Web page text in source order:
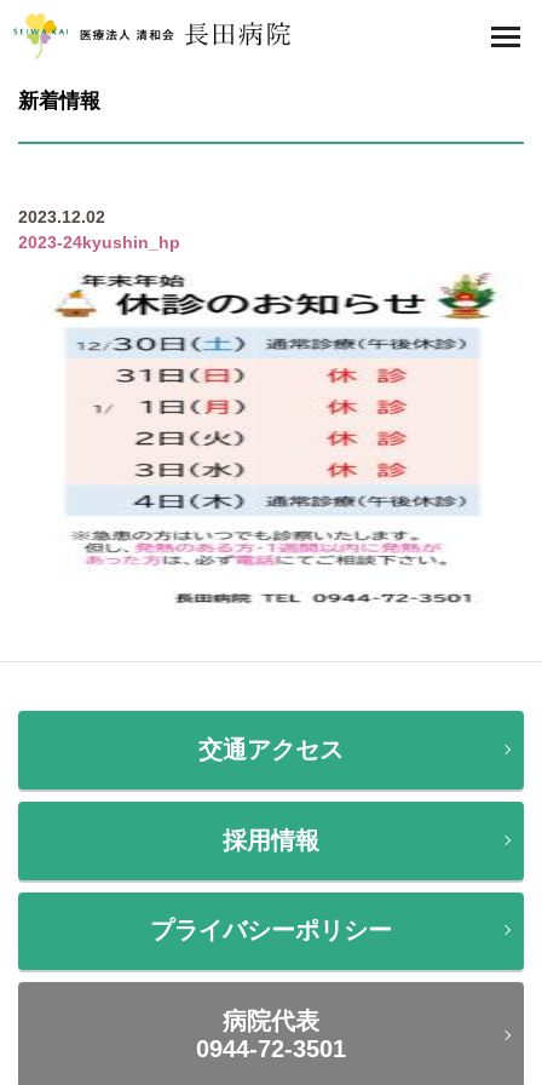
新着情報
2023.12.02
2023-24kyushin_hp
交通アクセス
採用情報
プライバシーポリシー
病院代表
0944-72-3501